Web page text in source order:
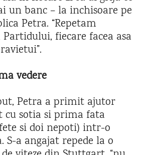
un banc – la inchisoare pe
Petra. “Repetam
fiecare facea asa
vedere
Petra a primit ajutor
cu sotia si prima fata
si doi nepoti) intr-o
S-a angajat repede la o